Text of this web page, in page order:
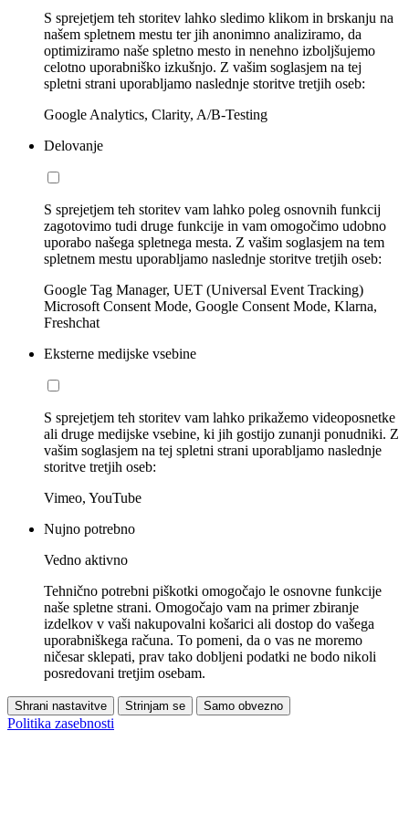
S sprejetjem teh storitev lahko sledimo klikom in brskanju na
našem spletnem mestu ter jih anonimno analiziramo, da
optimiziramo naše spletno mesto in nenehno izboljšujemo
celotno uporabniško izkušnjo. Z vašim soglasjem na tej
spletni strani uporabljamo naslednje storitve tretjih oseb:
Google Analytics, Clarity, A/B-Testing
Delovanje
S sprejetjem teh storitev vam lahko poleg osnovnih funkcij
zagotovimo tudi druge funkcije in vam omogočimo udobno
uporabo našega spletnega mesta. Z vašim soglasjem na tem
spletnem mestu uporabljamo naslednje storitve tretjih oseb:
Google Tag Manager, UET (Universal Event Tracking)
Microsoft Consent Mode, Google Consent Mode, Klarna,
Freshchat
Eksterne medijske vsebine
S sprejetjem teh storitev vam lahko prikažemo videoposnetke
ali druge medijske vsebine, ki jih gostijo zunanji ponudniki. Z
vašim soglasjem na tej spletni strani uporabljamo naslednje
storitve tretjih oseb:
Vimeo, YouTube
Nujno potrebno
Vedno aktivno
Tehnično potrebni piškotki omogočajo le osnovne funkcije
naše spletne strani. Omogočajo vam na primer zbiranje
izdelkov v vaši nakupovalni košarici ali dostop do vašega
uporabniškega računa. To pomeni, da o vas ne moremo
ničesar sklepati, prav tako dobljeni podatki ne bodo nikoli
posredovani tretjim osebam.
Shrani nastavitve Strinjam se Samo obvezno
Politika zasebnosti